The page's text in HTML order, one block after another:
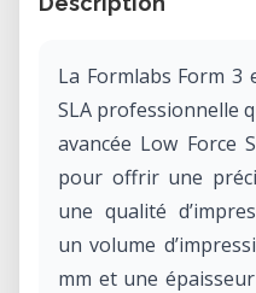
La Formlabs Form 3
SLA professionnelle
avancée Low Force
pour offrir une
une qualité
un volume
mm et une